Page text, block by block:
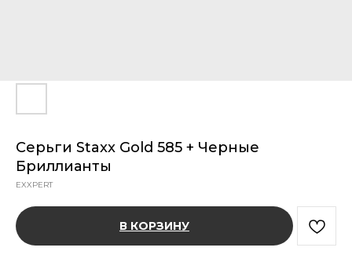
Серьги Staxx Gold 585 + Черные
Бриллианты
EXXPERT
В КОРЗИНУ